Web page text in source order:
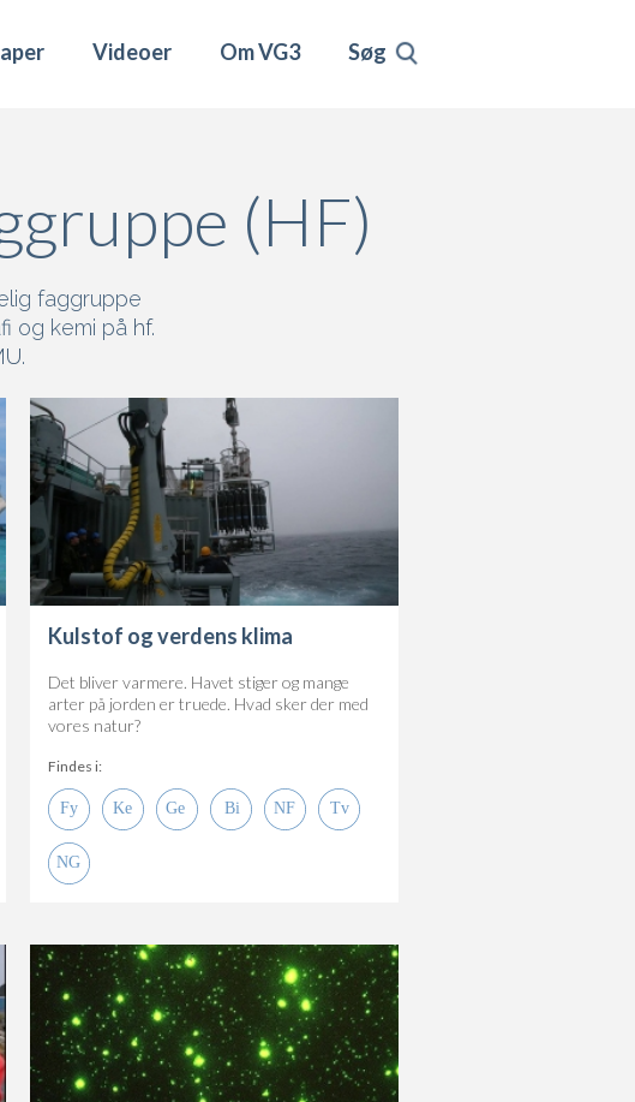
Videoer Om VG3 Søg
(HF)
faggruppe
og kemi på hf.
.
Kulstof og verdens klima
Det bliver varmere. Havet stiger og mange
arter på jorden er truede. Hvad sker der med
vores natur?
Findes i: